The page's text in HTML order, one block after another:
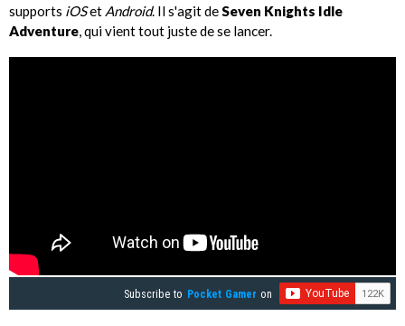
supports iOSet Android. Il s'agit deSeven Knights Idle
Adventure, qui vient tout juste de se lancer.
Subscribe to Pocket Gamer on